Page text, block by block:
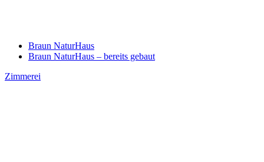
Braun NaturHaus
Braun NaturHaus – bereits gebaut
Zimmerei